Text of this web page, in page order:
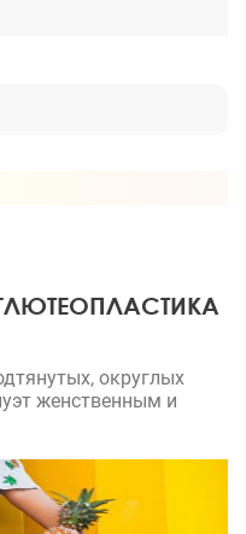
округлых
женственным и